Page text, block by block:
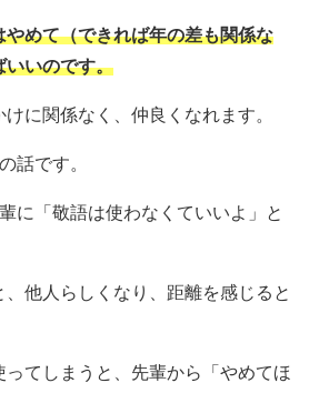
めて（できれば年の差も関係な
いいのです。
に関係なく、仲良くなれます。
話です。
に「敬語は使わなくていいよ」と
他人らしくなり、距離を感じると
てしまうと、先輩から「やめてほ